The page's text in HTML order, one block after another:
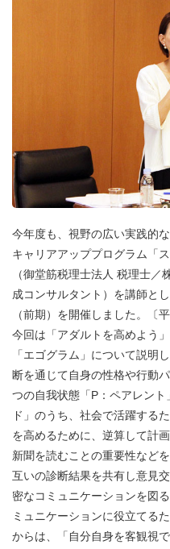
今年度も、視野の広い実践的
キャリアアッププログラム「
（御堂筋税理士法人 税理士
成コンサルタント）を講師と
（前期）を開催しました。〔
今回は「アダルトを高めよう
「エゴグラム」について説明
断を通じて自身の性格や行動
つの自我状態「P：ペアレン
ド」のうち、社会で活躍する
を高めるために、逆算して計
新聞を読むことの重要性など
互いの診断結果を共有し意見
密なコミュニケーションを図
ミュニケーションに役立てる
からは、「自分自身を客観視